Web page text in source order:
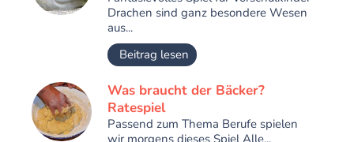
Drachen sind ganz besondere Wesen
aus...
Beitrag lesen
Was braucht der Bäcker?
Ratespiel
Passend zum Thema Berufe spielen
wir morgens dieses Spiel Alle...